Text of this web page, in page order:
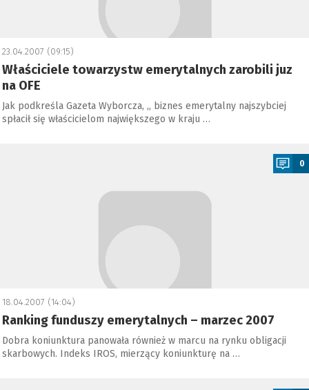
23.04.2007 (09:15)
Właściciele towarzystw emerytalnych zarobili juz
na OFE
Jak podkreśla Gazeta Wyborcza, „ biznes emerytalny najszybciej
spłacił się właścicielom największego w kraju …
0
18.04.2007 (14:04)
Ranking funduszy emerytalnych – marzec 2007
Dobra koniunktura panowała również w marcu na rynku obligacji
skarbowych. Indeks IROS, mierzący koniunkturę na …